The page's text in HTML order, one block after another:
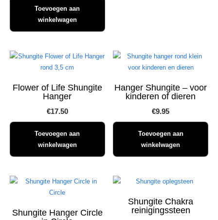
Toevoegen aan
winkelwagen
Flower of Life Shungite
Hanger
€17.50
Toevoegen aan
winkelwagen
Hanger Shungite – voor
kinderen of dieren
€9.95
Toevoegen aan
winkelwagen
Shungite Hanger Circle
Shungite Chakra
reinigingssteen